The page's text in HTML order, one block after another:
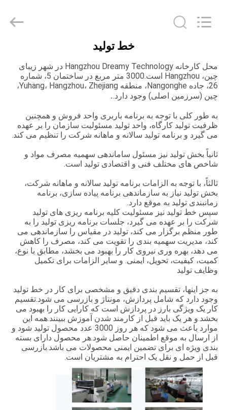
اصلی
محصولات
درباره
ما
تور
کارخانه
کنترل
کیفیت
ما
تماس
بگیرید
درخواست
نقل قول
Technology
Co.,Ltd.
خط تولید
محل کارخانه Hangzhou Dreamy Technology در شهر زیبای
چین، Hangzhou است.3000 متر مربع در ساختمان 5، شماره
26، جاده Nangonghe، منطقه Yuhang، Hangzhou، Zhejiang،
چین (سرزمین اصلی) وجود دارد..
به طور کلی با توجه به برنامه باربری واحد فروش و همچنین
ظرفیت تولید کارگاه، واحد تولید مسئولیت سازمان را بر عهده
می گیرد و برنامه تولید سالانه و ماهانه شرکت را تنظیم می کند.
ثانیاً بخش تولید نیز مسئول ساماندهی سهمیه مصرف مواد و
شاخص های مختلف فنی و اقتصادی تولید است.
ثالثاً، با توجه به الزامات برنامه تولید سالانه و ماهانه شرکت،
بخش تولید نیاز به سازماندهی برنامه پیاده سازی، برنامه
زمانبندی تولید به موقع دارد.
سپس خط تولید نیز مسئولیت کلیه برنامه ریزی های تولید
شرکت را بر عهده می گیرد، جلسات برنامه ریزی تولید را به
طور منظم برگزار می کند، تولید در مقیاس را سازماندهی می
کند، مدیریت سهمیه بندی را تقویت می کند، مصرف را کاهش
می دهد، بهره وری نیروی کار را بهبود می بخشد، مطابق با نوع،
کمیت، کیفیت، تحویل، ایمنی. و سایر الزامات برای تکمیل
وظایف تولید
به جز اینها، تقسیم بندی دقیق و مشخصی برای کار در خط تولید
وجود دارد که شامل پردازش، مونتاژ و بازرسی می شود.تقسیم
کار یک ویژگی بارز در پردازش است که کارایی کار را بهبود می
بخشد.و هر یک باید قبل از کارمند شدن آموزش ببینند.همه این
موارد باعث می شود که هر روز 3000 عدد محصول تولید شود و
از ارسال به موقع اطمینان حاصل شود.هر محصول دارای بسته
بندی ویژه ای برای تضمین ایمنی محصولات می باشد.بازرسی
قبل از حمل و نقل یک احترام به مشتریان است.